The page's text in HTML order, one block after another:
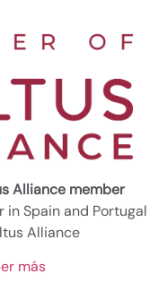
Alliance member
in Spain and Portugal
Alliance
más